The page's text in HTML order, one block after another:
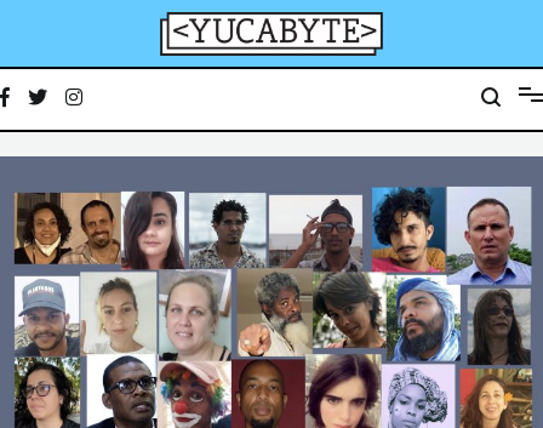
YucaByte